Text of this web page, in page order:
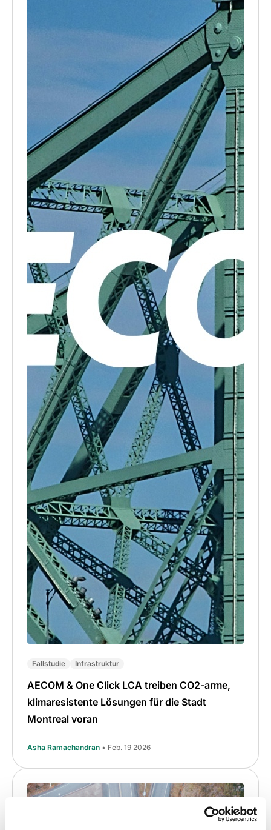
Fallstudie Infrastruktur
AECOM & One Click LCA treiben CO2-arme,
klimaresistente Lösungen für die Stadt
Montreal voran
Asha Ramachandran • Feb. 19 2026